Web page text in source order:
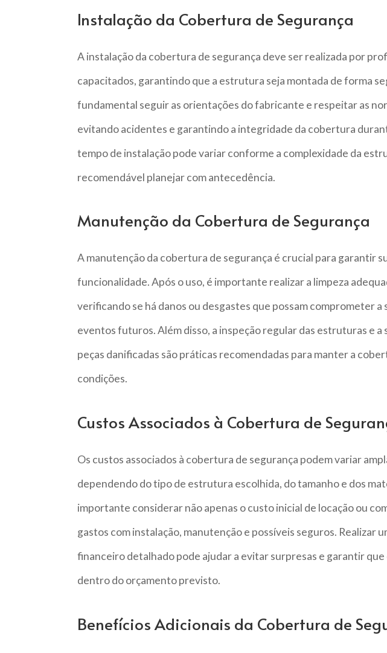
Instalação da Cobertura de Segurança
A instalação da cobertura de segurança deve ser realizada por
capacitados, garantindo que a estrutura seja montada de forma
fundamental seguir as orientações do fabricante e respeitar as
evitando acidentes e garantindo a integridade da cobertura
tempo de instalação pode variar conforme a complexidade da
recomendável planejar com antecedência.
Manutenção da Cobertura de Segurança
A manutenção da cobertura de segurança é crucial para garantir
funcionalidade. Após o uso, é importante realizar a limpeza
verificando se há danos ou desgastes que possam comprometer a
eventos futuros. Além disso, a inspeção regular das estruturas e a
peças danificadas são práticas recomendadas para manter a
condições.
Custos Associados à Cobertura de
Os custos associados à cobertura de segurança podem variar
dependendo do tipo de estrutura escolhida, do tamanho e dos
importante considerar não apenas o custo inicial de locação ou
gastos com instalação, manutenção e possíveis seguros. Realizar
financeiro detalhado pode ajudar a evitar surpresas e garantir
dentro do orçamento previsto.
Benefícios Adicionais da Cobertura de